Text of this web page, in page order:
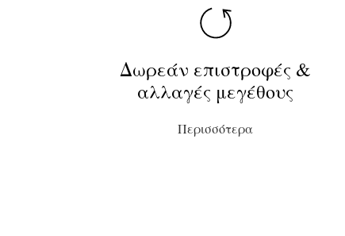
Δωρεάν επιστροφές &
αλλαγές μεγέθους
Περισσότερα